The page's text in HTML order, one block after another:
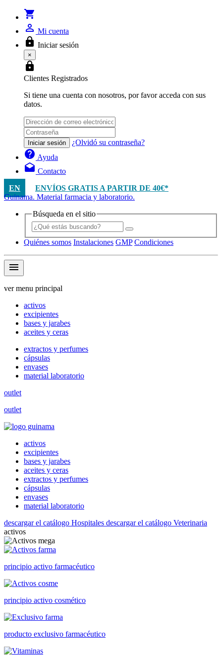
shopping_cart
person_outline Mi cuenta
lock Iniciar sesión
×
lock
Clientes Registrados
Si tiene una cuenta con nosotros, por favor acceda con sus
datos.
Iniciar sesión ¿Olvidó su contraseña?
help Ayuda
drafts Contacto
EN
ENVÍOS GRATIS A PARTIR DE 40€*
Guinama. Material farmacia y laboratorio.
Búsqueda en el sitio
Quiénes somos Instalaciones GMP Condiciones
menu
ver menu principal
activos
excipientes
bases y jarabes
aceites y ceras
extractos y perfumes
cápsulas
envases
material laboratorio
outlet
outlet
activos
excipientes
bases y jarabes
aceites y ceras
extractos y perfumes
cápsulas
envases
material laboratorio
descargar el catálogo Hospitales descargar el catálogo Veterinaria
activos
principio activo farmacéutico
principio activo cosmético
producto exclusivo farmacéutico